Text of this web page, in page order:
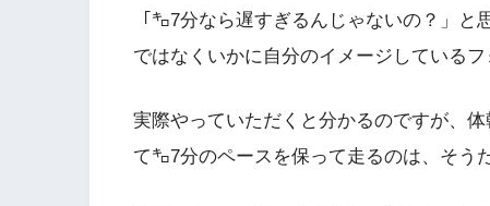
「㌔7分なら遅すぎるんじゃないの？」
ではなくいかに自分のイメージしている
実際やっていただくと分かるのですが、
て㌔7分のペースを保って走るのは、そう